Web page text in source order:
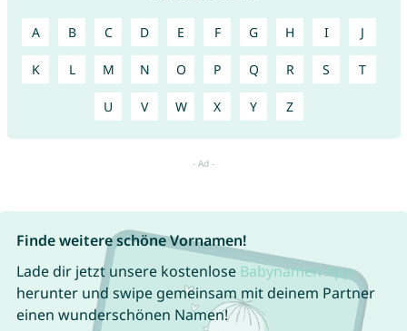
A B C D E F G H I J
K L M N O P Q R S T
U V W X Y Z
Finde weitere schöne Vornamen!
Lade dir jetzt unsere kostenlose Babynamen App
herunter und swipe gemeinsam mit deinem Partner
einen wunderschönen Namen!